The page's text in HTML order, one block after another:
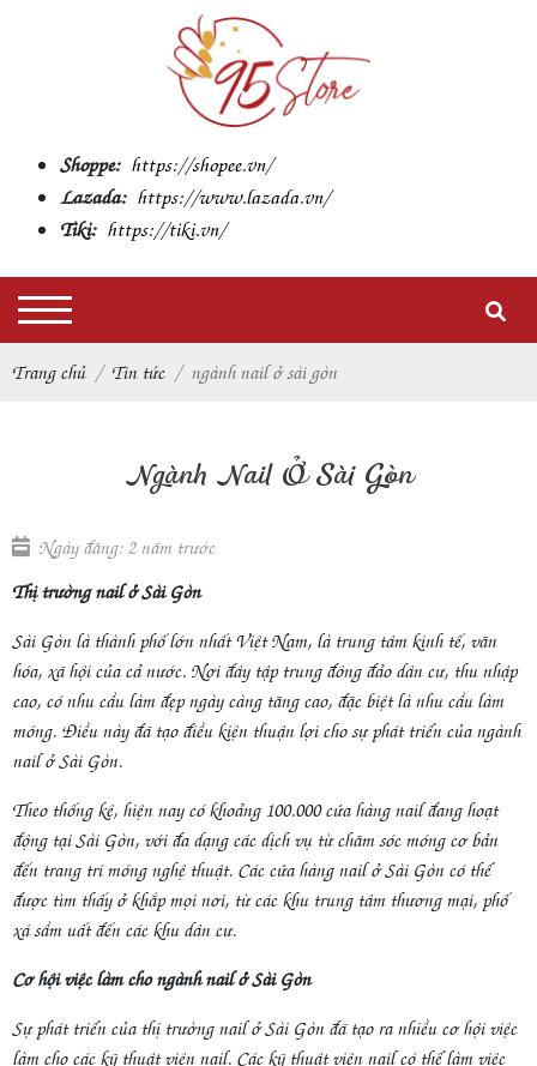
Shoppe: https://shopee.vn/
Lazada: https://www.lazada.vn/
Tiki: https://tiki.vn/
Trang chủ Tin tức ngành nail ở sài gòn
Ngành Nail Ở Sài Gòn
Ngày đăng: 2 năm trước
Thị trường nail ở Sài Gòn
Sài Gòn là thành phố lớn nhất Việt Nam, là trung tâm kinh tế, văn
hóa, xã hội của cả nước. Nơi đây tập trung đông đảo dân cư, thu nhập
cao, có nhu cầu làm đẹp ngày càng tăng cao, đặc biệt là nhu cầu làm
móng. Điều này đã tạo điều kiện thuận lợi cho sự phát triển của ngành
nail ở Sài Gòn.
Theo thống kê, hiện nay có khoảng 100.000 cửa hàng nail đang hoạt
động tại Sài Gòn, với đa dạng các dịch vụ từ chăm sóc móng cơ bản
đến trang trí móng nghệ thuật. Các cửa hàng nail ở Sài Gòn có thể
được tìm thấy ở khắp mọi nơi, từ các khu trung tâm thương mại, phố
xá sầm uất đến các khu dân cư.
Cơ hội việc làm cho ngành nail ở Sài Gòn
Sự phát triển của thị trường nail ở Sài Gòn đã tạo ra nhiều cơ hội việc
làm cho các kỹ thuật viên nail. Các kỹ thuật viên nail có thể làm việc